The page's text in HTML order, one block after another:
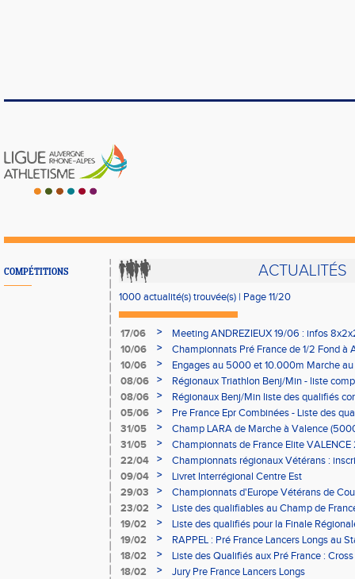
COMPÉTITIONS ACTUALITÉS
1000 actualité(s) trouvée(s) | Page 11/20
17/06 >
Meeting ANDREZIEUX 19/06 : infos
REGIONAL : 19h et non 20h30
10/06 >
Championnats Pré France de 1/2 Fond à
Villefranche le 26/06
10/06 >
Engages au 5000 et 10.000m Marche
08/06
>
Régionaux Triathlon Benj/Min - liste
08/06
>
Régionaux Benj/Min liste des qualifiés
premiers de leurs épreuves
05/06 >
Pre France Epr Combinées - Liste des
31/05
>
Champ LARA de Marche à Valence
31/05
>
Championnats de France Elite
22/04
>
Championnats régionaux Vétérans :
09/04
>
Livret Interrégional Centre Est
29/03
>
Championnats d'Europe Vétérans de
engagements pour le 31 mars !
23/02 >
Liste des qualifiables au Champ de
19/02
>
Liste des qualifiés pour la Finale
Faverges le 21/03
19/02 >
RAPPEL : Pré France Lancers Longs au
Bains
18/02 >
Liste des Qualifiés aux Pré France :
18/02
>
Jury Pre France Lancers Longs